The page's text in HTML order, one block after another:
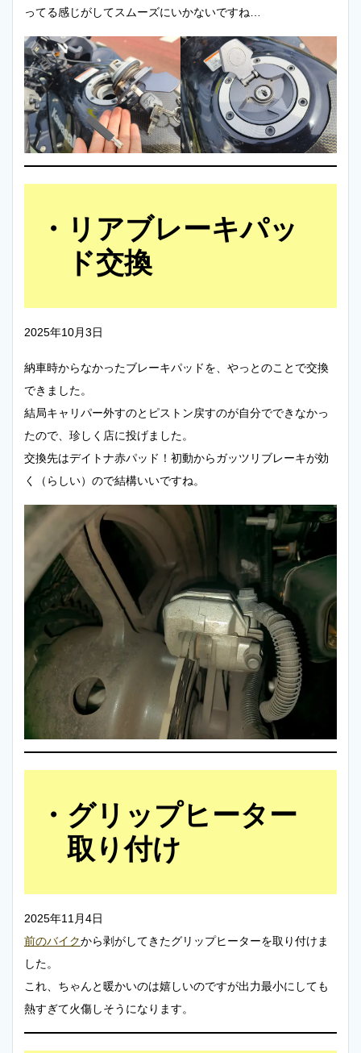
ってる感じがしてスムーズにいかないですね…
リアブレーキパッ
ド交換
2025年10月3日
納車時からなかったブレーキパッドを、やっとのことで交換
できました。
結局キャリパー外すのとピストン戻すのが自分でできなかっ
たので、珍しく店に投げました。
交換先はデイトナ赤パッド！初動からガッツリブレーキが効
く（らしい）ので結構いいですね。
グリップヒーター
取り付け
2025年11月4日
前のバイクから剥がしてきたグリップヒーターを取り付けま
した。
これ、ちゃんと暖かいのは嬉しいのですが出力最小にしても
熱すぎて火傷しそうになります。